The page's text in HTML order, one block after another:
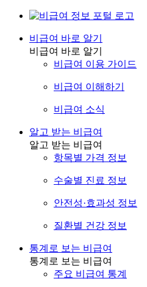
비급여 바로 알기
비급여 바로 알기
비급여 이용 가이드
비급여 이해하기
비급여 소식
알고 받는 비급여
알고 받는 비급여
항목별 가격 정보
수술별 진료 정보
안전성·효과성 정보
질환별 건강 정보
통계로 보는 비급여
통계로 보는 비급여
주요 비급여 통계